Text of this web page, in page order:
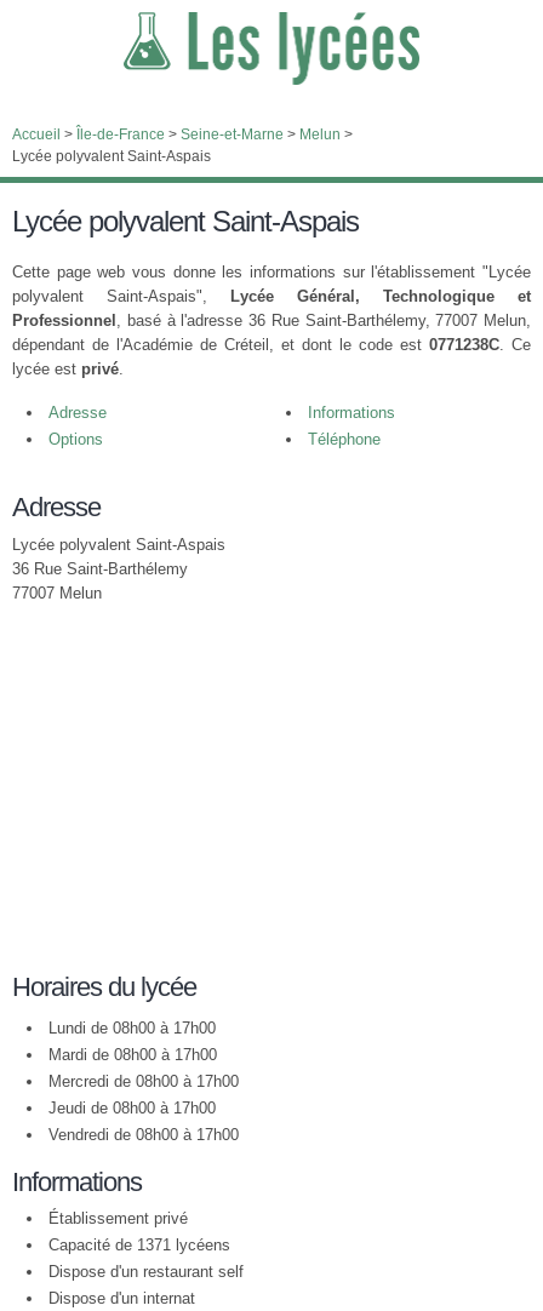
Accueil > Île-de-France > Seine-et-Marne > Melun >
Lycée polyvalent Saint-Aspais
Lycée polyvalent Saint-Aspais
Cette page web vous donne les informations sur l'établissement "Lycée
polyvalent Saint-Aspais",
Lycée Général, Technologique et
Professionnel , basé à l'adresse 36 Rue Saint-Barthélemy, 77007 Melun,
dépendant de l'Académie de Créteil, et dont le code est 0771238C. Ce
lycée est privé.
Adresse
Informations
Options
Téléphone
Adresse
Lycée polyvalent Saint-Aspais
36 Rue Saint-Barthélemy
77007 Melun
Horaires du lycée
Lundi de 08h00 à 17h00
Mardi de 08h00 à 17h00
Mercredi de 08h00 à 17h00
Jeudi de 08h00 à 17h00
Vendredi de 08h00 à 17h00
Informations
Établissement privé
Capacité de 1371 lycéens
Dispose d'un restaurant self
Dispose d'un internat